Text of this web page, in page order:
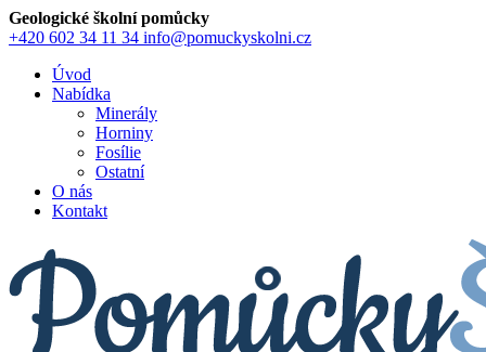
Geologické školní pomůcky
+420 602 34 11 34 info@pomuckyskolni.cz
Úvod
Nabídka
Minerály
Horniny
Fosílie
Ostatní
O nás
Kontakt